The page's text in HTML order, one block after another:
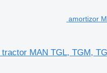
amortizor
MAN TGL, TGM,